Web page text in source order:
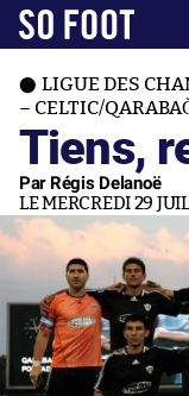
LIGUE DES
– CELTIC/
Tiens,
Par Régis Delanoë
LE MERCREDI 29